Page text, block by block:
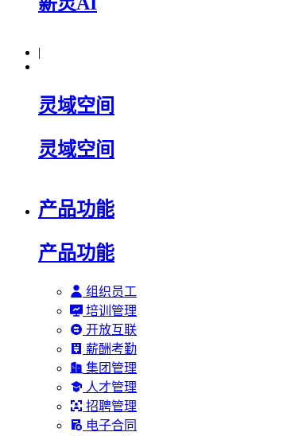
|
灵域空间
灵域空间
产品功能
产品功能
组织员工
培训管理
开放互联
薪酬考勤
集团管理
人才管理
招聘管理
电子合同